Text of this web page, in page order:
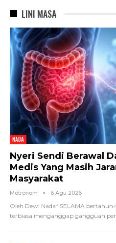
LINI MASA
NADA
Nyeri Sendi Berawal
Medis Yang Masih
Masyarakat
Metronom 6 Agu 2026
Oleh Dewi Nada* SELAMA
terbiasa menganggap gangguan